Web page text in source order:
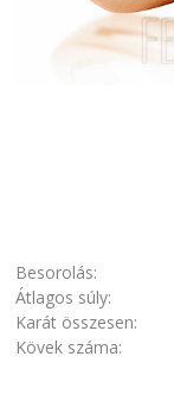
Besorolás:
Átlagos súly:
Karát összesen:
Kövek száma: